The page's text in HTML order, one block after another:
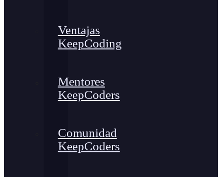
Ventajas
KeepCoding
Mentores
KeepCoders
Comunidad
KeepCoders